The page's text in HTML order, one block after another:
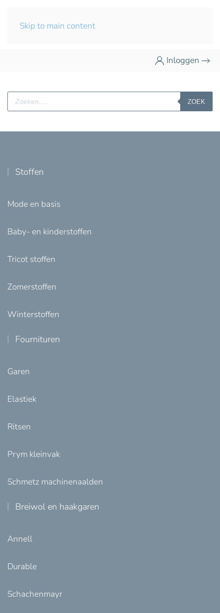
Skip to main content
Inloggen
Producten
zoeken
ZOEK
Stoffen
Mode en basis
Baby- en kinderstoffen
Tricot stoffen
Zomerstoffen
Winterstoffen
Fournituren
Garen
Elastiek
Ritsen
Prym kleinvak
Schmetz machinenaalden
Breiwol en haakgaren
Annell
Durable
Schachenmayr